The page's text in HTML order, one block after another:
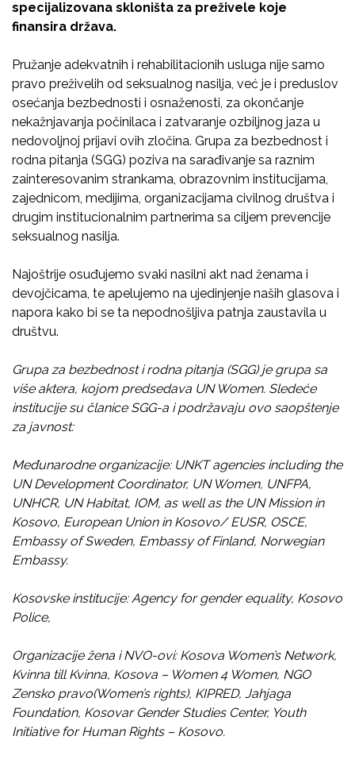
specijalizovana skloništa za preživele koje
finansira država.
Pružanje adekvatnih i rehabilitacionih usluga nije samo
pravo preživelih od seksualnog nasilja, već je i preduslov
osećanja bezbednosti i osnaženosti, za okončanje
nekažnjavanja počinilaca i zatvaranje ozbiljnog jaza u
nedovoljnoj prijavi ovih zločina. Grupa za bezbednost i
rodna pitanja (SGG) poziva na sarađivanje sa raznim
zainteresovanim strankama, obrazovnim institucijama,
zajednicom, medijima, organizacijama civilnog društva i
drugim institucionalnim partnerima sa ciljem prevencije
seksualnog nasilja.
Najoštrije osuđujemo svaki nasilni akt nad ženama i
devojčicama, te apelujemo na ujedinjenje naših glasova i
napora kako bi se ta nepodnošljiva patnja zaustavila u
društvu.
Grupa za bezbednost i rodna pitanja (SGG) je grupa sa
više aktera, kojom predsedava UN Women. Sledeće
institucije su članice SGG-a i podržavaju ovo saopštenje
za javnost:
Međunarodne organizacije: UNKT agencies including the
UN Development Coordinator, UN Women, UNFPA,
UNHCR, UN Habitat, IOM, as well as the UN Mission in
Kosovo, European Union in Kosovo/ EUSR, OSCE,
Embassy of Sweden, Embassy of Finland, Norwegian
Embassy.
Kosovske institucije:Agency for gender equality, Kosovo
Police,
Organizacije žena i NVO-ovi: Kosova Women’s Network,
Kvinna till Kvinna, Kosova – Women 4 Women, NGO
Zensko pravo(Women’s rights), KIPRED, Jahjaga
Foundation, Kosovar Gender Studies Center, Youth
Initiative for Human Rights – Kosovo.